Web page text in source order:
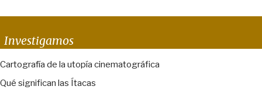
Investigamos
Cartografía de la utopía cinematográfica
Qué significan las Ítacas